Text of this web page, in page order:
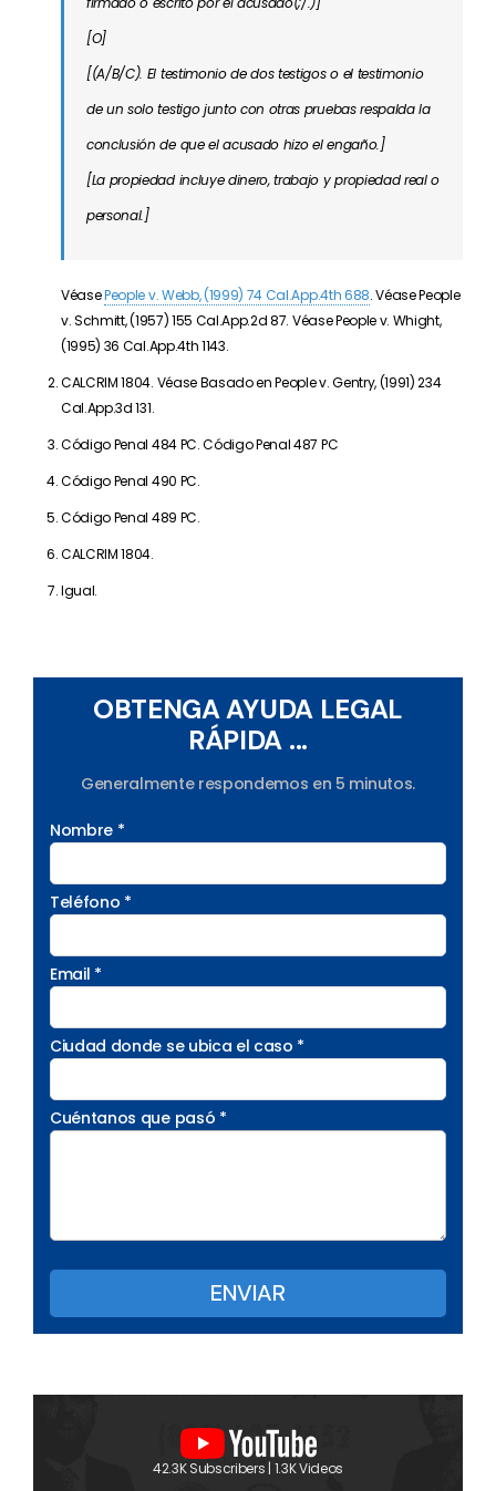
[O]
[(A/B/C). El testimonio de dos testigos o el testimonio
de un solo testigo junto con otras pruebas respalda la
conclusión de que el acusado hizo el engaño.]
[La propiedad incluye dinero, trabajo y propiedad real o
personal.]
VéasePeople v. Webb, (1999) 74 Cal.App.4th 688. Véase People
v. Schmitt, (1957) 155 Cal.App.2d 87. Véase People v. Whight,
(1995) 36 Cal.App.4th 1143.
CALCRIM 1804. Véase Basado en People v. Gentry, (1991) 234
Cal.App.3d 131.
Código Penal 484 PC. Código Penal 487 PC
Código Penal 490 PC.
Código Penal 489 PC.
CALCRIM 1804.
Igual.
OBTENGA AYUDA LEGAL
RÁPIDA ...
Generalmente respondemos en 5 minutos.
Nombre *
Teléfono *
Email *
Ciudad donde se ubica el caso *
Cuéntanos que pasó *
42.3K Subscribers | 1.3K Videos